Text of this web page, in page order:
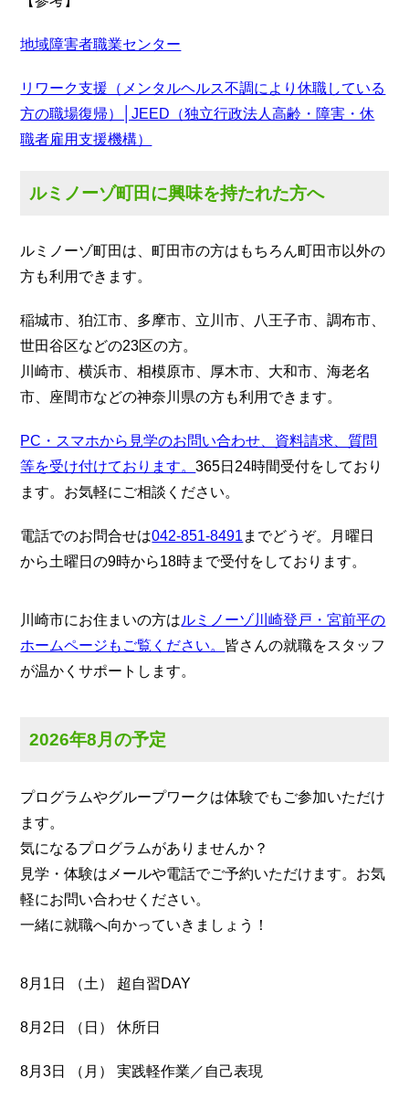
地域障害者職業センター
リワーク支援（メンタルヘルス不調により休職している
方の職場復帰）│JEED（独立行政法人高齢・障害・休
職者雇用支援機構）
ルミノーゾ町田に興味を持たれた方へ
ルミノーゾ町田は、町田市の方はもちろん町田市以外の
方も利用できます。
稲城市、狛江市、多摩市、立川市、八王子市、調布市、
世田谷区などの23区の方。
川崎市、横浜市、相模原市、厚木市、大和市、海老名
市、座間市などの神奈川県の方も利用できます。
PC・スマホから見学のお問い合わせ、資料請求、質問
等を受け付けております。365日24時間受付をしており
ます。お気軽にご相談ください。
電話でのお問合せは042-851-8491 までどうぞ。月曜日
から土曜日の9時から18時まで受付をしております。
川崎市にお住まいの方はルミノーゾ川崎登戸・宮前平の
ホームページもご覧ください。 皆さんの就職をスタッフ
が温かくサポートします。
2026年8月の予定
プログラムやグループワークは体験でもご参加いただけ
ます。
気になるプログラムがありませんか？
見学・体験はメールや電話でご予約いただけます。お気
軽にお問い合わせください。
一緒に就職へ向かっていきましょう！
8月1日 （土） 超自習DAY
8月2日 （日） 休所日
8月3日 （月） 実践軽作業／自己表現